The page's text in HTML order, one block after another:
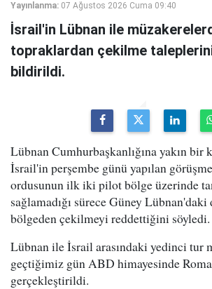
Yayınlanma: 07 Ağustos 2026 Cuma 09:40
İsrail'in Lübnan ile
topraklardan çekilme
bildirildi.
Lübnan Cumhurbaşkanlığına yakın bir
İsrail'in perşembe günü yapılan
ordusunun ilk iki pilot bölge üzerinde
sağlamadığı sürece Güney Lübnan'daki
bölgeden çekilmeyi reddettiğini söyledi.
Lübnan ile İsrail arasındaki yedinci tur
geçtiğimiz gün ABD himayesinde
gerçekleştirildi.